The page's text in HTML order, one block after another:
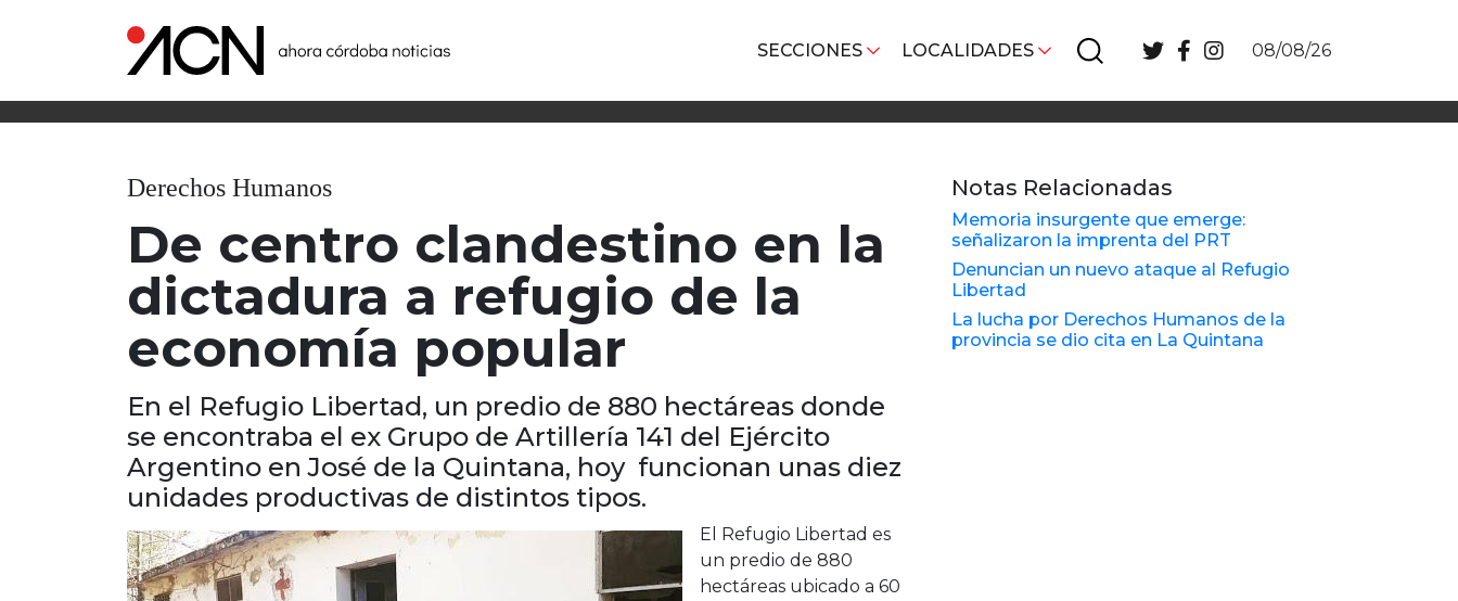
SECCIONES LOCALIDADES 08/08/26
Derechos Humanos
De centro clandestino en la
dictadura a refugio de la
economía popular
En el Refugio Libertad, un predio de 880 hectáreas donde
se encontraba el ex Grupo de Artillería 141 del Ejército
Argentino en José de la Quintana, hoy funcionan unas diez
unidades productivas de distintos tipos.
El Refugio Libertad es
un predio de 880
hectáreas ubicado a 60
Notas Relacionadas
Memoria insurgente que emerge:
señalizaron la imprenta del PRT
Denuncian un nuevo ataque al Refugio
Libertad
La lucha por Derechos Humanos de la
provincia se dio cita en La Quintana